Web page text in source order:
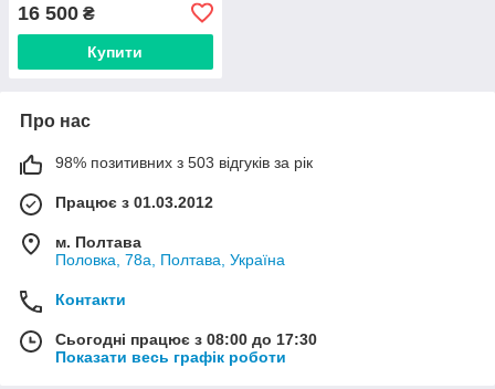
16 500 ₴
Купити
Про нас
98% позитивних з 503 відгуків за рік
Працює з 01.03.2012
м. Полтава
Половка, 78а, Полтава, Україна
Контакти
Сьогодні працює з 08:00 до 17:30
Показати весь графік роботи